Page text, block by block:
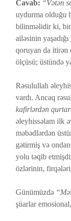
Cavab: “Vətən
uydurma olduğu
bilinməlidir ki, bir
ailəsinin
qoruyan da itirən
ölçüsü; üstündə
Rəsulullah
vardı. Ancaq
kafirlərdən
əleyhissəlam ilk
məbədlərdən
gətirmiş və
yolu təqib
özlərinin,
Günümüzdə
şüarlar